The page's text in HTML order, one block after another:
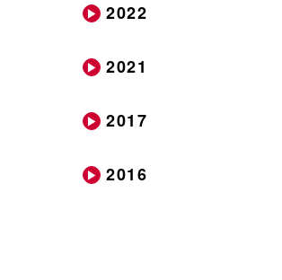
2022
2021
2017
2016